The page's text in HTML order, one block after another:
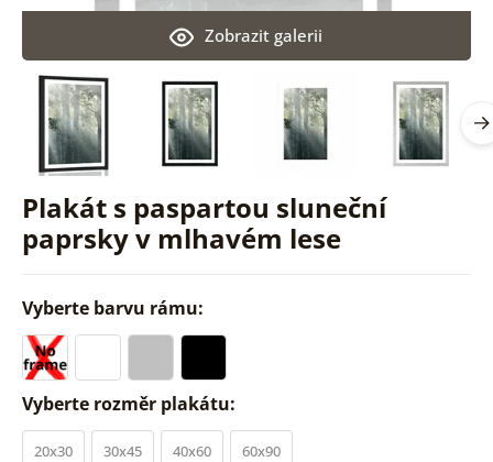
Plakát s paspartou sluneční
paprsky v mlhavém lese
Zobrazit galerii
Vyberte barvu rámu:
Vyberte rozměr plakátu:
20x30 30x45 40x60 60x90